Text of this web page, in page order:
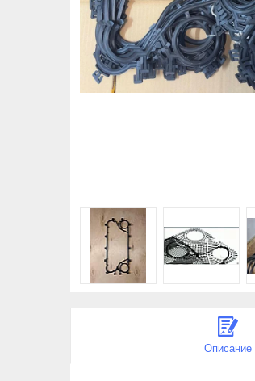
Описание